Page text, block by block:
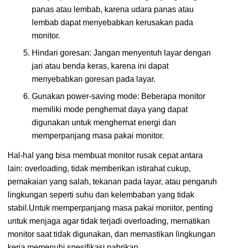
panas atau lembab, karena udara panas atau
lembab dapat menyebabkan kerusakan pada
monitor.
Hindari goresan: Jangan menyentuh layar dengan
jari atau benda keras, karena ini dapat
menyebabkan goresan pada layar.
Gunakan power-saving mode: Beberapa monitor
memiliki mode penghemat daya yang dapat
digunakan untuk menghemat energi dan
memperpanjang masa pakai monitor.
Hal-hal yang bisa membuat monitor rusak cepat antara
lain: overloading, tidak memberikan istirahat cukup,
pemakaian yang salah, tekanan pada layar, atau pengaruh
lingkungan seperti suhu dan kelembaban yang tidak
stabil.Untuk memperpanjang masa pakai monitor, penting
untuk menjaga agar tidak terjadi overloading, mematikan
monitor saat tidak digunakan, dan memastikan lingkungan